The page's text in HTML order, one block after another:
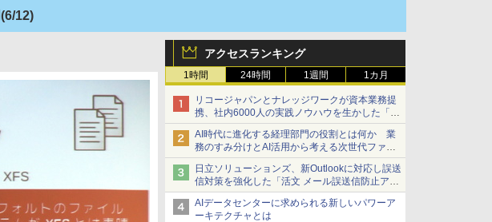
(6/12)
アクセスランキング
1時間 24時間 1週間 1カ月
リコージャパンとナレッジワークが資本業務提
携、社内6000人の実践ノウハウを生かした「AI
商談記録 for RICOH」を展開へ
AI時代に進化する経理部門の役割とは何か 業
務のすみ分けとAI活用から考える次世代ファイ
ナンス戦略
日立ソリューションズ、新Outlookに対応し誤送
信対策を強化した「活文 メール誤送信防止アド
インサービス」を提供
AIデータセンターに求められる新しいパワーア
ーキテクチャとは